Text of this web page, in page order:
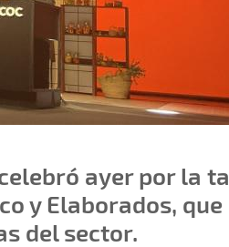
ayer por la
y Elaborados, que
del sector.